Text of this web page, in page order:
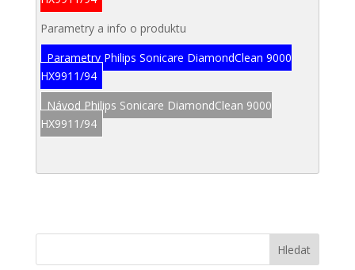
Parametry a info o produktu
Parametry Philips Sonicare DiamondClean 9000
HX9911/94
Návod Philips Sonicare DiamondClean 9000
HX9911/94